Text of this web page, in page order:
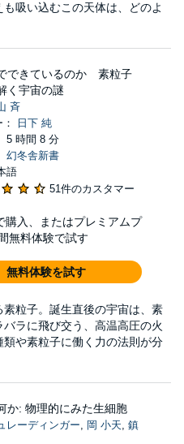
吸い込むこの天体は、どのよ
できているのか 素粒子
く宇宙の謎
斉
日下 純
5 時間 8 分
幻冬舎新書
語
51件のカスタマー
購入、またはプレミアムプ
無料体験で試す
無料体験を試す
粒子。誕生直後の宇宙は、素
ラに飛び交う、高温高圧の火
や素粒子に働く力の法則が分
か: 物理的にみた生細胞
レーディンガー, 岡 小天, 鎮